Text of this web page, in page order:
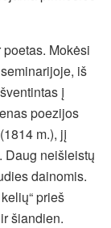
Mokėsi
iš
į
poezijos
m.), jį
Daug neišleistų
dainomis.
prieš
šiandien.